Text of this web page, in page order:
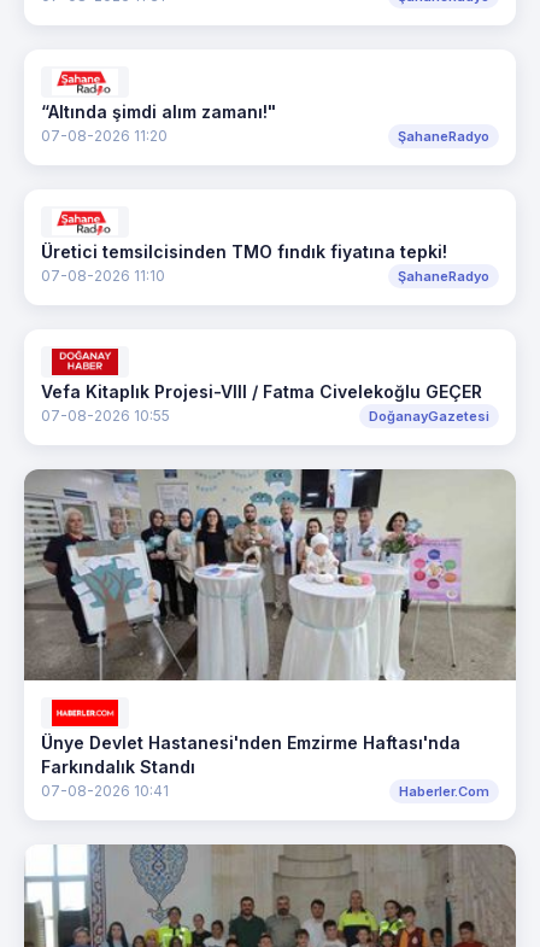
“Altında şimdi alım zamanı!"
07-08-2026 11:20 ŞahaneRadyo
Üretici temsilcisinden TMO fındık fiyatına tepki!
07-08-2026 11:10 ŞahaneRadyo
Vefa Kitaplık Projesi-VIII / Fatma Civelekoğlu GEÇER
07-08-2026 10:55 DoğanayGazetesi
Ünye Devlet Hastanesi'nden Emzirme Haftası'nda
Farkındalık Standı
07-08-2026 10:41 Haberler.Com